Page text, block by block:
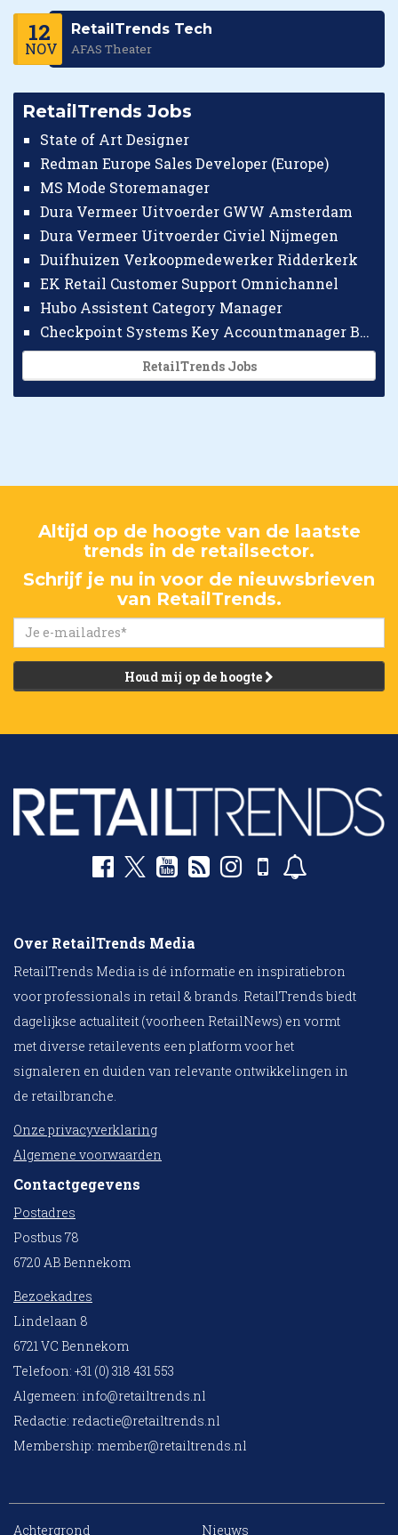
12
NOV
RetailTrends Tech
AFAS Theater
RetailTrends Jobs
State of Art Designer
Redman Europe Sales Developer (Europe)
MS Mode Storemanager
Dura Vermeer Uitvoerder GWW Amsterdam
Dura Vermeer Uitvoerder Civiel Nijmegen
Duifhuizen Verkoopmedewerker Ridderkerk
EK Retail Customer Support Omnichannel
Hubo Assistent Category Manager
Checkpoint Systems Key Accountmanager Benelux
RetailTrends Jobs
Altijd op de hoogte van de laatste
trends in de retailsector.
Schrijf je nu in voor de nieuwsbrieven
van RetailTrends.
Houd mij op de hoogte
Over RetailTrends Media
RetailTrends Media is dé informatie en inspiratiebron
voor professionals in retail & brands. RetailTrends biedt
dagelijkse actualiteit (voorheen RetailNews) en vormt
met diverse retailevents een platform voor het
signaleren en duiden van relevante ontwikkelingen in
de retailbranche.
Onze privacyverklaring
Algemene voorwaarden
Contactgegevens
Postadres
Postbus 78
6720 AB Bennekom
Bezoekadres
Lindelaan 8
6721 VC Bennekom
Telefoon: +31 (0) 318 431 553
Algemeen: info@retailtrends.nl
Redactie: redactie@retailtrends.nl
Membership: member@retailtrends.nl
Achtergrond Nieuws